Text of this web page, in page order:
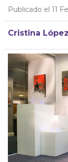
Publicado el 11
Cristina López